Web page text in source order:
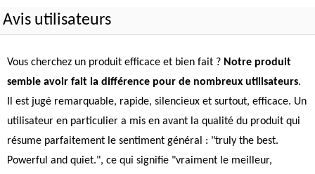
Avis utilisateurs
Vous cherchez un produit efficace et bien fait ? Notre produit
semble avoir fait la différence pour de nombreux utilisateurs.
Il est jugé remarquable, rapide, silencieux et surtout, efficace. Un
utilisateur en particulier a mis en avant la qualité du produit qui
résume parfaitement le sentiment général : "truly the best.
Powerful and quiet.", ce qui signifie "vraiment le meilleur,